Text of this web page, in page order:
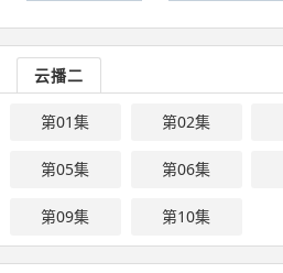
云播二
第01集 第02集
第05集 第06集
第09集 第10集